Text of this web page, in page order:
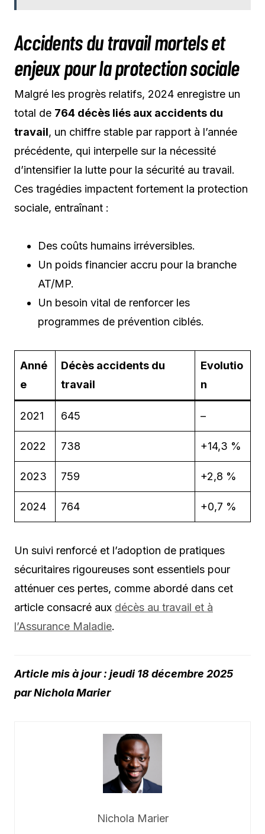
Accidents du travail mortels et
enjeux pour la protection sociale
Malgré les progrès relatifs, 2024 enregistre un
total de 764 décès liés aux accidents du
travail, un chiffre stable par rapport à l’année
précédente, qui interpelle sur la nécessité
d’intensifier la lutte pour la sécurité au travail.
Ces tragédies impactent fortement la protection
sociale, entraînant :
Des coûts humains irréversibles.
Un poids financier accru pour la branche
AT/MP.
Un besoin vital de renforcer les
programmes de prévention ciblés.
Anné
e
Décès accidents du
travail
Evolutio
n
2021 645 –
2022 738 +14,3 %
2023 759 +2,8 %
2024 764 +0,7 %
Un suivi renforcé et l’adoption de pratiques
sécuritaires rigoureuses sont essentiels pour
atténuer ces pertes, comme abordé dans cet
article consacré aux décès au travail et à
l’Assurance Maladie.
Article mis à jour : jeudi 18 décembre 2025
par Nichola Marier
Nichola Marier